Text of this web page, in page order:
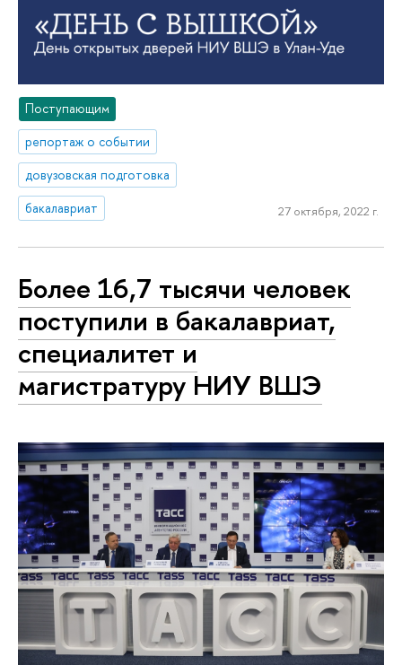
Поступающим
репортаж о событии
довузовская подготовка
бакалавриат
27 октября, 2022 г.
Более 16,7 тысячи человек
поступили в бакалавриат,
специалитет и
магистратуру НИУ ВШЭ